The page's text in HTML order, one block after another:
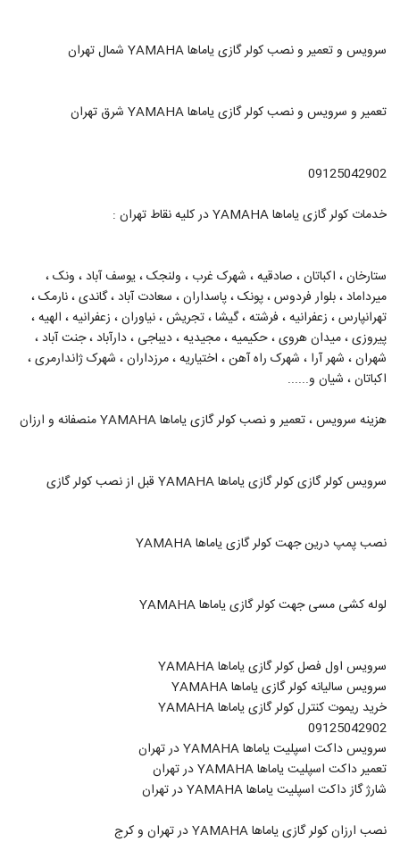
سرویس و تعمیر و نصب کولر گازی یاماها YAMAHA شمال تهران
تعمیر و سرویس و نصب کولر گازی یاماها YAMAHA شرق تهران
09125042902
خدمات کولر گازی یاماها YAMAHA در کلیه نقاط تهران :
ستارخان ، اکباتان ، صادقیه ، شهرک غرب ، ولنجک ، یوسف آباد ، ونک ،
میرداماد ، بلوار فردوس ، پونک ، پاسداران ، سعادت آباد ، گاندی ، نارمک ،
تهرانپارس ، زعفرانیه ، فرشته ، گیشا ، تجریش ، نیاوران ، زعفرانیه ، الهیه ،
پیروزی ، میدان هروی ، حکیمیه ، مجیدیه ، دیباجی ، دارآباد ، جنت آباد ،
شهران ، شهر آرا ، شهرک راه آهن ، اختیاریه ، مرزداران ، شهرک ژاندارمری ،
اکباتان ، شیان و......
هزینه سرویس ، تعمیر و نصب کولر گازی یاماها YAMAHA منصفانه و ارزان
سرویس کولر گازی کولر گازی یاماها YAMAHA قبل از نصب کولر گازی
نصب پمپ درین جهت کولر گازی یاماها YAMAHA
لوله کشی مسی جهت کولر گازی یاماها YAMAHA
سرویس اول فصل کولر گازی یاماها YAMAHA
سرویس سالیانه کولر گازی یاماها YAMAHA
خرید ریموت کنترل کولر گازی یاماها YAMAHA
09125042902
سرویس داکت اسپلیت یاماها YAMAHA در تهران
تعمیر داکت اسپلیت یاماها YAMAHA در تهران
شارژ گاز داکت اسپلیت یاماها YAMAHA در تهران
نصب ارزان کولر گازی یاماها YAMAHA در تهران و کرج